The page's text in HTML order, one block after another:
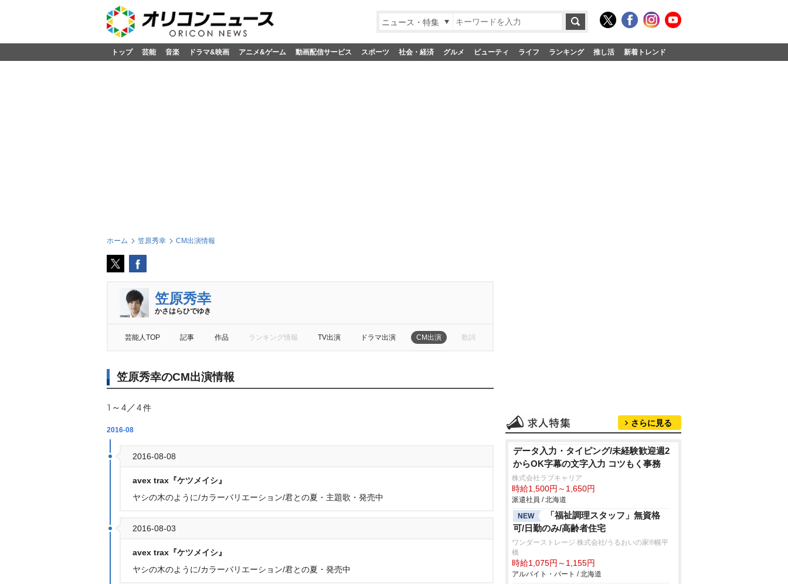
ニュース・特集
トップ 芸能 音楽 ドラマ&映画 アニメ&ゲーム 動画配信サービス スポーツ 社会・経済 グルメ ビューティ ライフ ランキング 推し活 新着トレンド
ホーム 笠原秀幸 CM出演情報
笠原秀幸
かさはらひでゆき
芸能人TOP 記事 作品 ランキング情報 TV出演 ドラマ出演 CM出演 歌詞
笠原秀幸のCM出演情報
1～4／4件
2016-08
2016-08-08
avex trax『ケツメイシ』
ヤシの木のように/カラーバリエーション/君との夏・主題歌・発売中
2016-08-03
avex trax『ケツメイシ』
ヤシの木のように/カラーバリエーション/君との夏・発売中
さらに見る
データ入力・タイピング/未経験歓迎週2
からOK字幕の文字入力 コツもく事務
株式会社ラブキャリア
時給1,500円～1,650円
派遣社員 / 北海道
NEW
「福祉調理スタッフ」無資格
可/日勤のみ/高齢者住宅
ワンダーストレージ 株式会社/うるおいの家®幌平
橋
時給1,075円～1,155円
アルバイト・パート / 北海道